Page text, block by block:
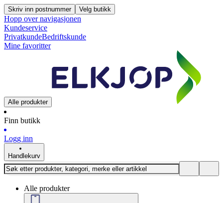
Skriv inn postnummer Velg butikk
Hopp over navigasjonen
Kundeservice
PrivatkundeBedriftskunde
Mine favoritter
Alle produkter
Finn butikk
Logg inn
Handlekurv
Alle produkter